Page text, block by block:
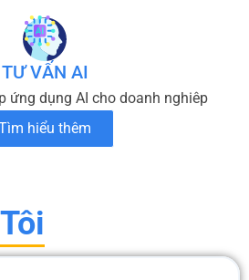
TƯ VẤN AI
ứng dụng AI cho doanh nghiêp
hiểu thêm